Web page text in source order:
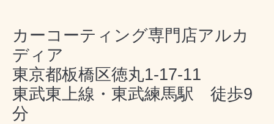
カーコーティング専門店アルカ
ディア
東京都板橋区徳丸1-17-11
東武東上線・東武練馬駅 徒歩9
分